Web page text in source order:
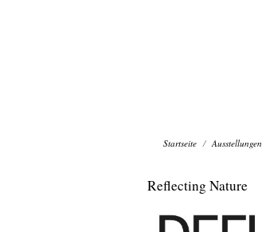
Startseite Ausstellungen
Reflecting Nature